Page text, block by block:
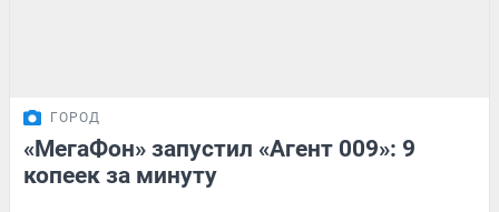
ГОРОД
«МегаФон» запустил «Агент 009»: 9
копеек за минуту